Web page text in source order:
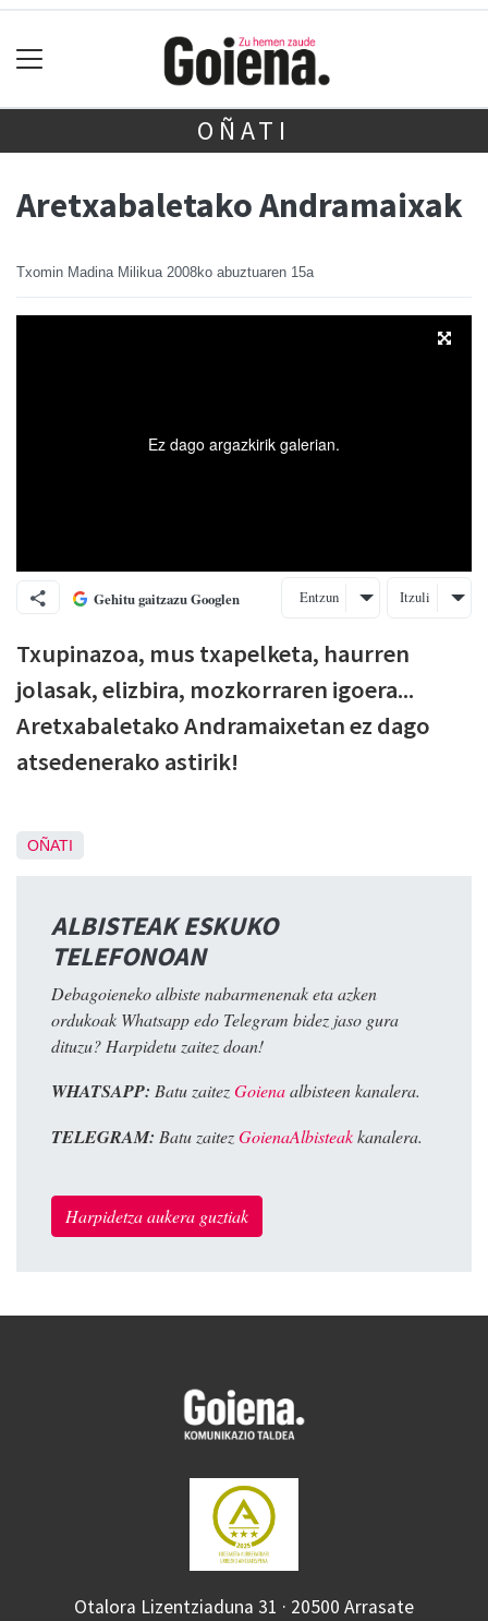
OÑATI
Aretxabaletako Andramaixak
Txomin Madina Milikua 2008ko abuztuaren 15a
Gehitu gaitzazu Googlen Entzun Itzuli
Txupinazoa, mus txapelketa, haurren
jolasak, elizbira, mozkorraren igoera...
Aretxabaletako Andramaixetan ez dago
atsedenerako astirik!
OÑATI
ALBISTEAK ESKUKO
TELEFONOAN
Debagoieneko albiste nabarmenenak eta azken
ordukoak Whatsapp edo Telegram bidez jaso gura
dituzu? Harpidetu zaitez doan!
WHATSAPP: Batu zaitezGoienaalbisteen kanalera.
TELEGRAM: Batu zaitezGoienaAlbisteakkanalera.
Harpidetza aukera guztiak
Otalora Lizentziaduna 31 · 20500 Arrasate